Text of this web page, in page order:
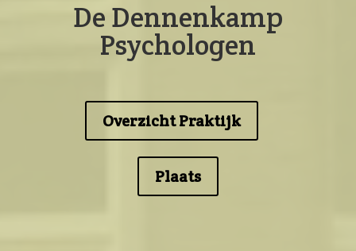
De Dennenkamp
Psychologen
Overzicht Praktijk
Plaats